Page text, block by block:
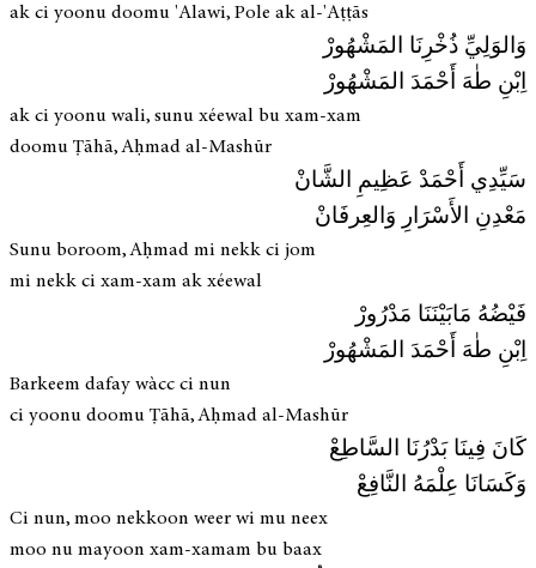
ak ci yoonu doomu 'Alawi, Pole ak al-'Aṭṭās
وَالوَلِيِّ ذُخْرِنَا المَشْهُورْ
اِبْنِ طٰهَ أَحْمَدَ المَشْهُورْ
ak ci yoonu wali, sunu xéewal bu xam-xam
doomu Ṭāhā, Aḥmad al-Mashūr
سَيِّدِي أَحْمَدْ عَظِیمِ الشَّانْ
مَعْدِنِ الأَسْرَارِ وَالعِرفَانْ
Sunu boroom, Aḥmad mi nekk ci jom
mi nekk ci xam-xam ak xéewal
فَيْضُهُ مَابَيْنَنَا مَدْرُورْ
اِبْنِ طٰهَ أَحْمَدَ المَشْهُورْ
Barkeem dafay wàcc ci nun
ci yoonu doomu Ṭāhā, Aḥmad al-Mashūr
كَانَ فِينَا بَدْرُنَا السَّاطِعْ
وَكَسَانَا عِلْمَهُ النَّافِعْ
Ci nun, moo nekkoon weer wi mu neex
moo nu mayoon xam-xamam bu baax